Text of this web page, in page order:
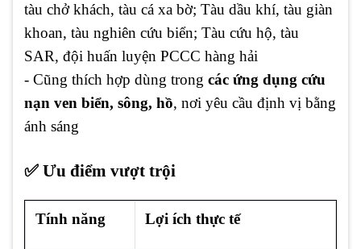
tàu chở khách, tàu cá xa bờ; Tàu dầu khí, tàu giàn
khoan, tàu nghiên cứu biển; Tàu cứu hộ, tàu
SAR, đội huấn luyện PCCC hàng hải
- Cũng thích hợp dùng trong các ứng dụng cứu
nạn ven biển, sông, hồ, nơi yêu cầu định vị bằng
ánh sáng
✅ Ưu điểm vượt trội
Tính năng Lợi ích thực tế